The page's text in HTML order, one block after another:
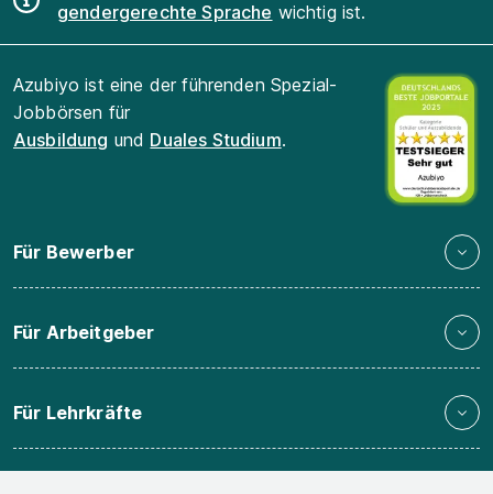
gendergerechte Sprache wichtig ist.
Azubiyo ist eine der führenden Spezial-
Jobbörsen für
Ausbildung und Duales Studium.
Für Bewerber
Für Arbeitgeber
Für Lehrkräfte